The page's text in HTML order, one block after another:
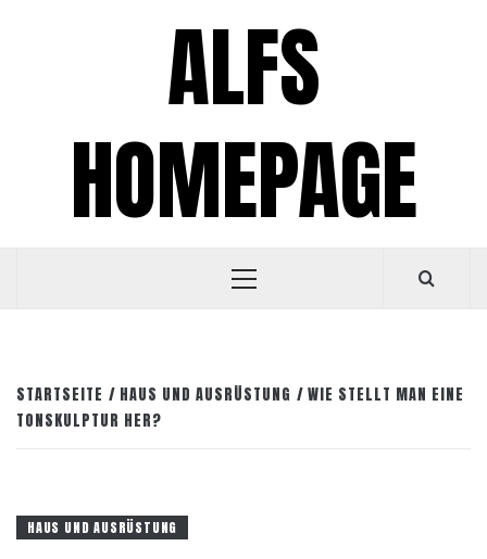
ALFS
HOMEPAGE
Primäres
STARTSEITE HAUS UND AUSRÜSTUNG
WIE STELLT MAN EINE
TONSKULPTUR HER?
HAUS UND AUSRÜSTUNG